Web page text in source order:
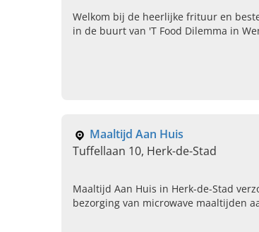
Welkom bij de heerlijke frituur en
in de buurt van 'T Food Dilemma in
Maaltijd Aan Huis
Tuffellaan 10, Herk-de-Stad
Maaltijd Aan Huis in Herk-de-Stad
bezorging van microwave maaltijden